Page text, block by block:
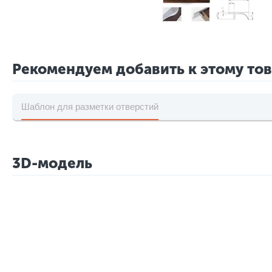
Рекомендуем добавить к этому
Шаблон для разметки отверстий
3D-модель